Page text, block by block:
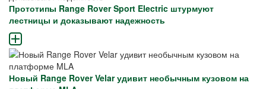
Прототипы Range Rover Sport Electric штурмуют
лестницы и доказывают надежность
Новый Range Rover Velar удивит необычным кузовом на